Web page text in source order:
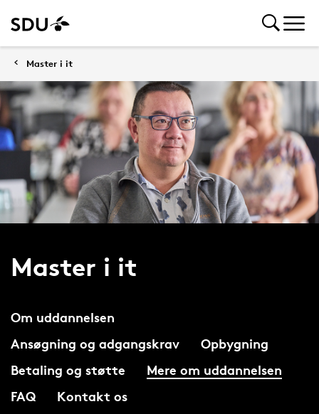
Master i it
Master i it
Om uddannelsen
Ansøgning og adgangskrav
Opbygning
Betaling og støtte
Mere om uddannelsen
FAQ
Kontakt os